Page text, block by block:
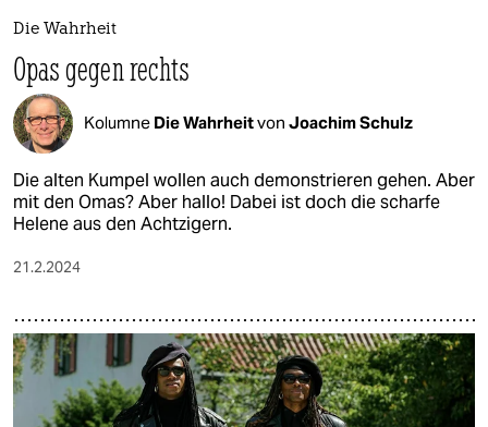
Die Wahrheit
Opas gegen rechts
Kolumne Die Wahrheitvon Joachim Schulz
Die alten Kumpel wollen auch demonstrieren gehen. Aber
mit den Omas? Aber hallo! Dabei ist doch die scharfe
Helene aus den Achtzigern.
21.2.2024